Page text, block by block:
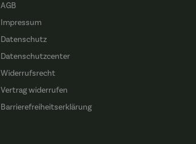
AGB
Impressum
Datenschutz
Datenschutzcenter
Widerrufsrecht
Vertrag widerrufen
Barrierefreiheitserklärung